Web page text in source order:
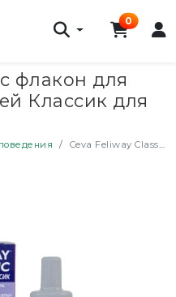
0
флакон для
Классик для
кошек - 48
Ceva Feliway Classic флакон для диффузора Феливей Классик для коррекции поведения кошек - 48 мл